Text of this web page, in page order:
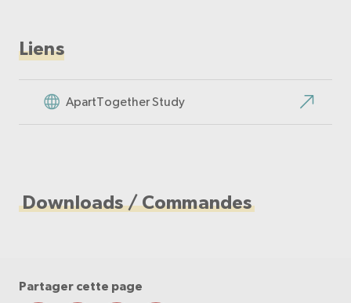
Liens
ApartTogether Study
Downloads / Commandes
Partager cette page